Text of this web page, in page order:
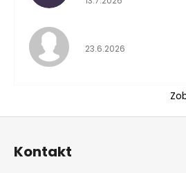
23.6.2026
Kontakt